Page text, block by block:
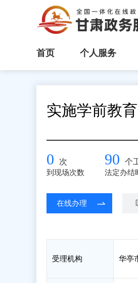
首页 个人服务
实施学前教
0 次
到现场次数
90 个
法定办结
在线办理
受理机构 华亭